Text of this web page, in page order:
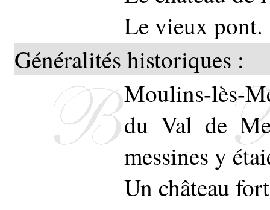
Le vieux pont.
Généralités historiques :
Moulins-lès-
du Val de
messines y
Un château